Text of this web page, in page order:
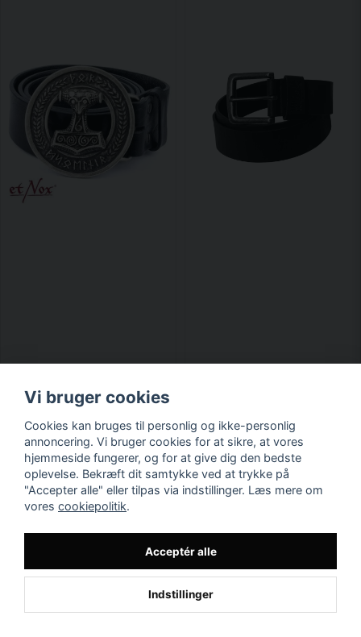
Torshammare bältesspänne
136,65 DKK
Findes i flere varianter
Bälte läderimitation
88,58 DKK
Vi bruger cookies
Cookies kan bruges til personlig og ikke-personlig
annoncering. Vi bruger cookies for at sikre, at vores
hjemmeside fungerer, og for at give dig den bedste
oplevelse. Bekræft dit samtykke ved at trykke på
"Accepter alle" eller tilpas via indstillinger. Læs mere om
vores cookiepolitik.
Acceptér alle
Indstillinger